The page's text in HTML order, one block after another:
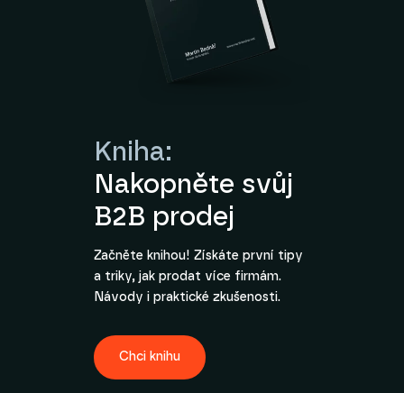
Kniha:
Nakopněte svůj
B2B prodej
Začněte knihou! Získáte první tipy
a triky, jak prodat více firmám.
Návody i praktické zkušenosti.
Chci knihu